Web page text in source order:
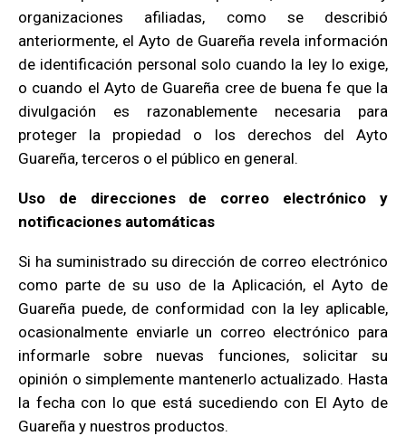
organizaciones afiliadas, como se describió
anteriormente, el Ayto de Guareña revela información
de identificación personal solo cuando la ley lo exige,
o cuando el Ayto de Guareña cree de buena fe que la
divulgación es razonablemente necesaria para
proteger la propiedad o los derechos del Ayto
Guareña, terceros o el público en general.
Uso de direcciones de correo electrónico y
notificaciones automáticas
Si ha suministrado su dirección de correo electrónico
como parte de su uso de la Aplicación, el Ayto de
Guareña puede, de conformidad con la ley aplicable,
ocasionalmente enviarle un correo electrónico para
informarle sobre nuevas funciones, solicitar su
opinión o simplemente mantenerlo actualizado. Hasta
la fecha con lo que está sucediendo con El Ayto de
Guareña y nuestros productos.